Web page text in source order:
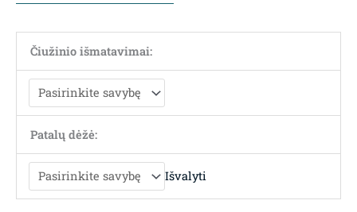
Čiužinio išmatavimai:
Patalų dėžė:
Išvalyti